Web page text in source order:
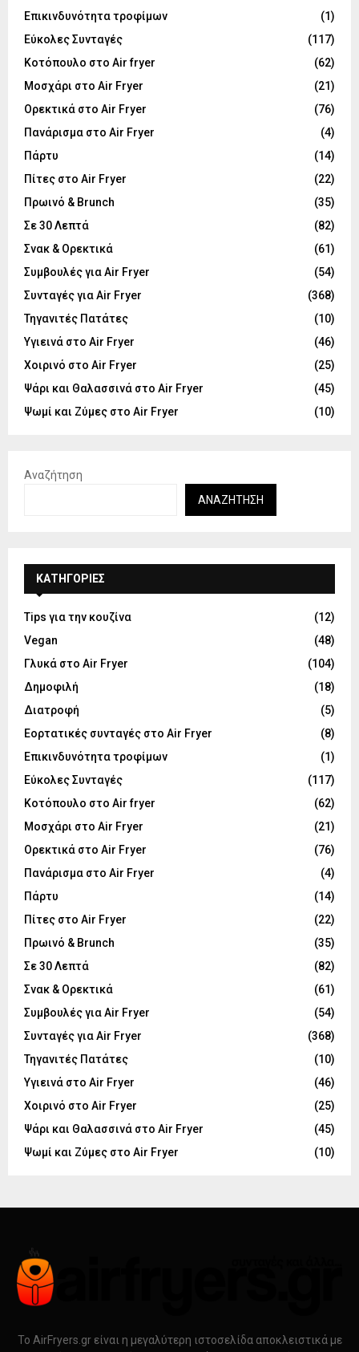
Επικινδυνότητα τροφίμων
(1)
Εύκολες Συνταγές
(117)
Κοτόπουλο στο Air fryer
(62)
Μοσχάρι στο Air Fryer
(21)
Ορεκτικά στο Air Fryer
(76)
Πανάρισμα στο Air Fryer
(4)
Πάρτυ
(14)
Πίτες στο Air Fryer
(22)
Πρωινό & Brunch
(35)
Σε 30 Λεπτά
(82)
Σνακ & Ορεκτικά
(61)
Συμβουλές για Air Fryer
(54)
Συνταγές για Air Fryer
(368)
Τηγανιτές Πατάτες
(10)
Υγιεινά στο Air Fryer
(46)
Χοιρινό στο Air Fryer
(25)
Ψάρι και Θαλασσινά στο Air Fryer
(45)
Ψωμί και Ζύμες στο Air Fryer
(10)
Αναζήτηση
ΑΝΑΖΉΤΗΣΗ
KΑΤΗΓΟΡΊΕΣ
Tips για την κουζίνα
(12)
Vegan
(48)
Γλυκά στο Air Fryer
(104)
Δημοφιλή
(18)
Διατροφή
(5)
Εορτατικές συνταγές στο Air Fryer
(8)
Επικινδυνότητα τροφίμων
(1)
Εύκολες Συνταγές
(117)
Κοτόπουλο στο Air fryer
(62)
Μοσχάρι στο Air Fryer
(21)
Ορεκτικά στο Air Fryer
(76)
Πανάρισμα στο Air Fryer
(4)
Πάρτυ
(14)
Πίτες στο Air Fryer
(22)
Πρωινό & Brunch
(35)
Σε 30 Λεπτά
(82)
Σνακ & Ορεκτικά
(61)
Συμβουλές για Air Fryer
(54)
Συνταγές για Air Fryer
(368)
Τηγανιτές Πατάτες
(10)
Υγιεινά στο Air Fryer
(46)
Χοιρινό στο Air Fryer
(25)
Ψάρι και Θαλασσινά στο Air Fryer
(45)
Ψωμί και Ζύμες στο Air Fryer
(10)
Το AirFryers.gr είναι η μεγαλύτερη ιστοσελίδα αποκλειστικά με